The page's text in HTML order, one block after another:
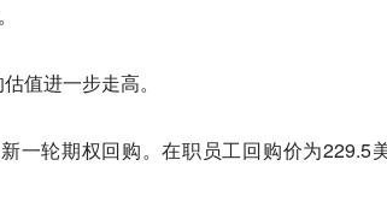
值进一步走高。
一轮期权回购。在职员工回购价为229.5